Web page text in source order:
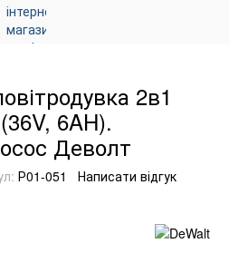
2в1
6AH).
Деволт
Р01-051 Написати відгук